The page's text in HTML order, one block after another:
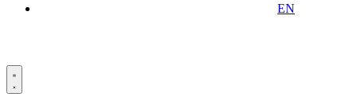
EN